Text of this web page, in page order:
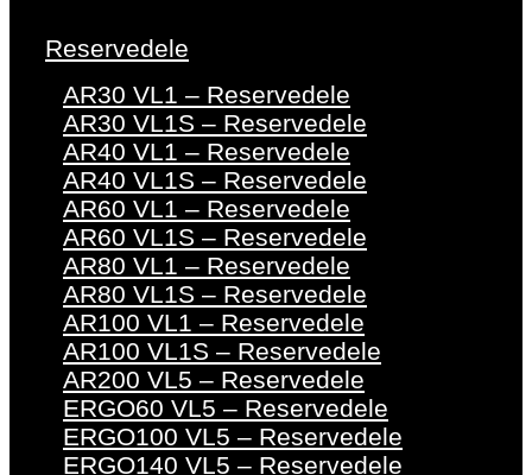
Reservedele
AR30 VL1 – Reservedele
AR30 VL1S – Reservedele
AR40 VL1 – Reservedele
AR40 VL1S – Reservedele
AR60 VL1 – Reservedele
AR60 VL1S – Reservedele
AR80 VL1 – Reservedele
AR80 VL1S – Reservedele
AR100 VL1 – Reservedele
AR100 VL1S – Reservedele
AR200 VL5 – Reservedele
ERGO60 VL5 – Reservedele
ERGO100 VL5 – Reservedele
ERGO140 VL5 – Reservedele